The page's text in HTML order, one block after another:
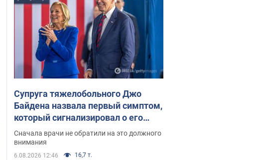
Супруга тяжелобольного Джо
Байдена назвала первый симптом,
который сигнализировал о его
"агрессивном" раке
Сначала врачи не обратили на это должного
внимания
6.08.2026 12:46 16,7 т.